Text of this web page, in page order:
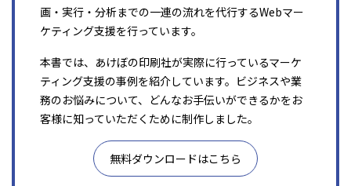
画・実行・分析までの一連の流れを代行するWebマー
ケティング支援を行っています。
本書では、あけぼの印刷社が実際に行っているマーケ
ティング支援の事例を紹介しています。ビジネスや業
務のお悩みについて、どんなお手伝いができるかをお
客様に知っていただくために制作しました。
無料ダウンロードはこちら